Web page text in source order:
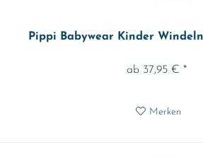
Pippi Babywear Kinder
ab 37,95 € *
Merken